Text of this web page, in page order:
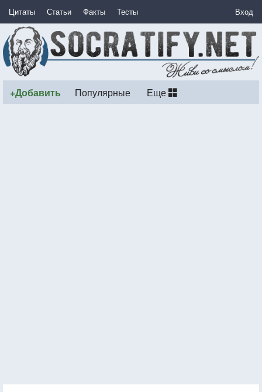
Цитаты Статьи Факты Тесты Вход
+Добавить Популярные Еще